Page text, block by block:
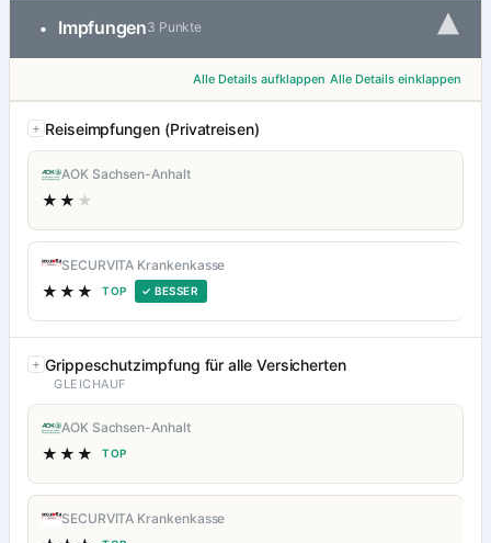
• Impfungen3 Punkte ▾
Alle Details aufklappen Alle Details einklappen
Reiseimpfungen (Privatreisen)
AOK Sachsen-Anhalt
★★ ★
SECURVITA Krankenkasse
★★★ TOP ✓ BESSER
Grippeschutzimpfung für alle Versicherten
GLEICHAUF
AOK Sachsen-Anhalt
★★★ TOP
SECURVITA Krankenkasse